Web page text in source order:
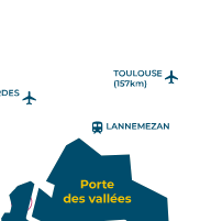
a été délimité en
favoriser votre
et retrouvez ses
et culturel et ses